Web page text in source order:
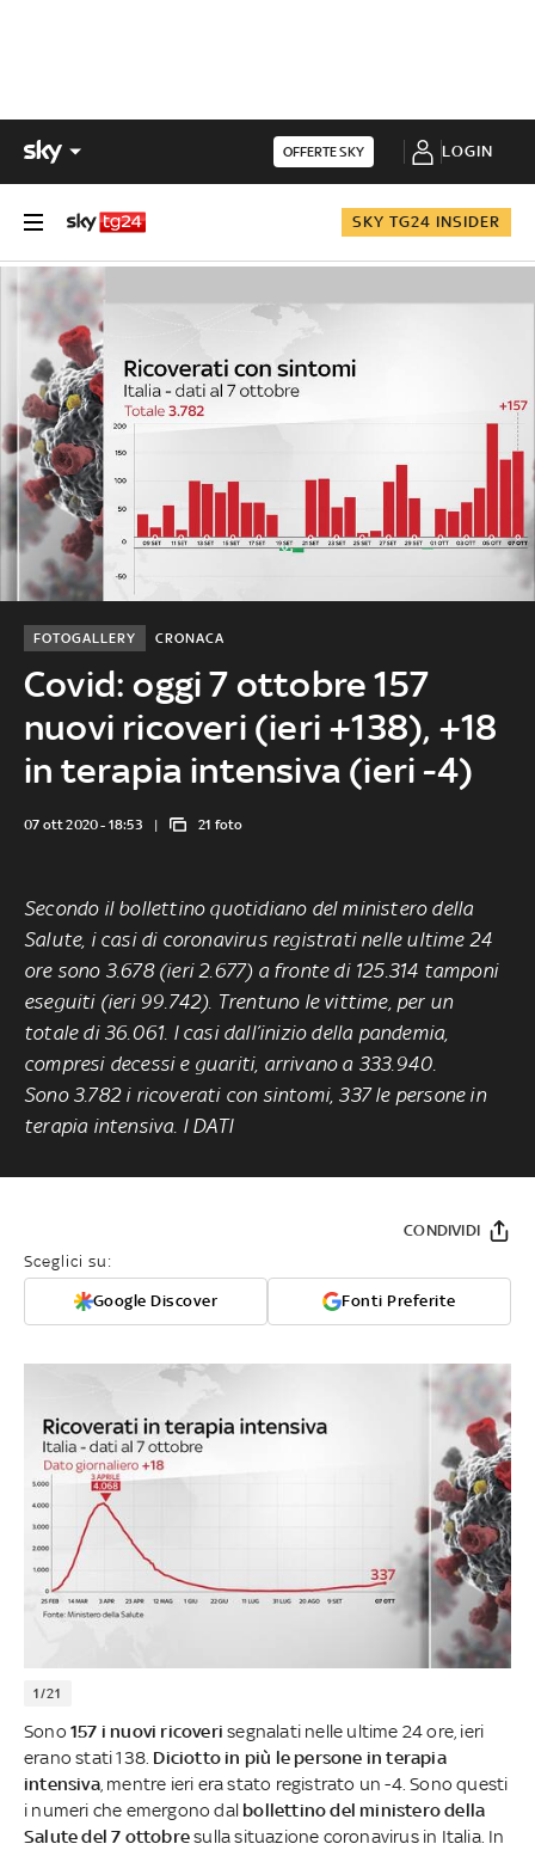
OFFERTE SKY LOGIN
SKY TG24 INSIDER
Covid: oggi 7 ottobre 157
nuovi ricoveri (ieri +138), +18
in terapia intensiva (ieri -4)
CRONACA
FOTOGALLERY
07 ott 2020 - 18:53 21 foto
Secondo il bollettino quotidiano del ministero della
Salute, i casi di coronavirus registrati nelle ultime 24
ore sono 3.678 (ieri 2.677) a fronte di 125.314 tamponi
eseguiti (ieri 99.742). Trentuno le vittime, per un
totale di 36.061. I casi dall’inizio della pandemia,
compresi decessi e guariti, arrivano a 333.940.
Sono 3.782 i ricoverati con sintomi, 337 le persone in
terapia intensiva. I DATI
Sceglici su:
Google Discover Fonti Preferite
CONDIVIDI
1/21
Sono 157 i nuovi ricoveri segnalati nelle ultime 24 ore, ieri
erano stati 138. Diciotto in più le persone in terapia
intensiva, mentre ieri era stato registrato un -4. Sono questi
i numeri che emergono dal bollettino del ministero della
Salute del 7 ottobresulla situazione coronavirus in Italia. In